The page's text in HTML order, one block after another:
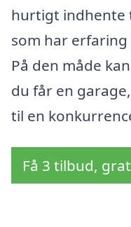
hurtigt indhente
som har
På den måde
du får en
til en
Få 3 tilbud,